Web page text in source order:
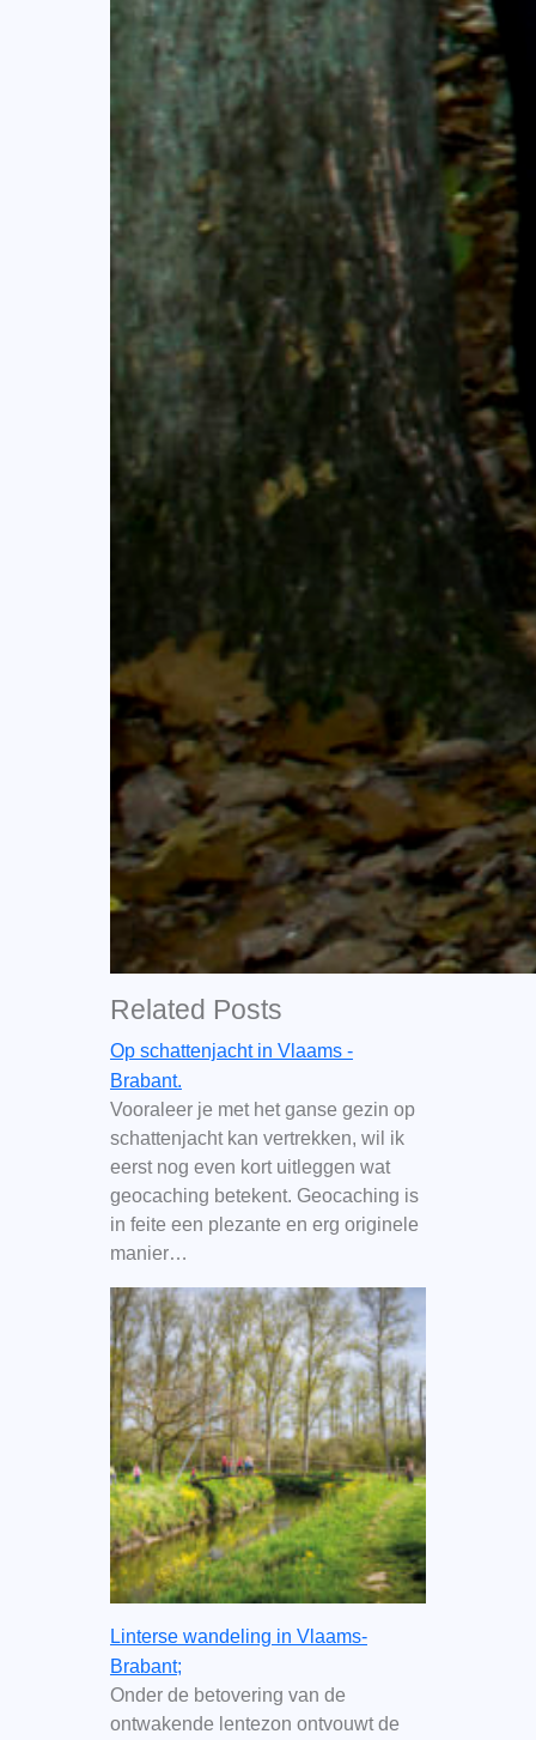
Related Posts
Op schattenjacht in Vlaams -
Brabant.
Vooraleer je met het ganse gezin op
schattenjacht kan vertrekken, wil ik
eerst nog even kort uitleggen wat
geocaching betekent. Geocaching is
in feite een plezante en erg originele
manier…
Linterse wandeling in Vlaams-
Brabant;
Onder de betovering van de
ontwakende lentezon ontvouwt de